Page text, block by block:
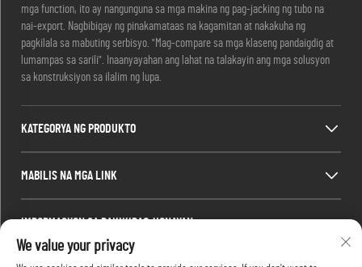
mga function, ito ay nangunguna sa mga makina ng pag-jacking ng tubo na
nai-export. Nagbibigay ng pinakamataas na kagamitan at nakakuha ng
pagkilala sa mabuting serbisyo. "Mag-compare sa mga klaseng pandaigdig at
lumampas sa sarili". Inaanyayahan ang lahat na talakayin ang mga solusyon
sa konstruksiyon sa ilalim ng lupa.
KATEGORYA NG PRODUKTO
MABILIS NA MGA LINK
IMPORMASYON SA PAKIKIPAG-UGNAYAN
Office add : No. 688, Shaping Industry Park, Kaifu District, Changsha City,
We value your privacy